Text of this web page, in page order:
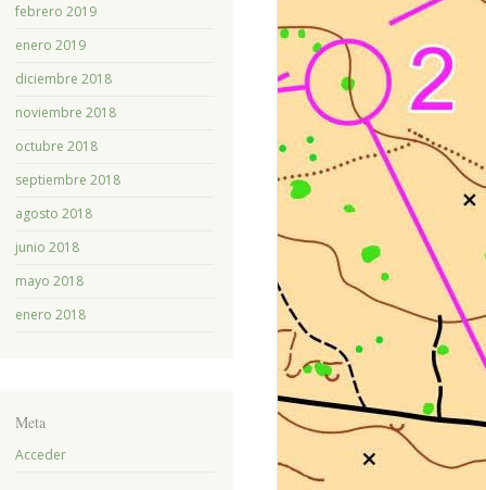
febrero 2019
enero 2019
diciembre 2018
noviembre 2018
octubre 2018
septiembre 2018
agosto 2018
junio 2018
mayo 2018
enero 2018
Meta
Acceder